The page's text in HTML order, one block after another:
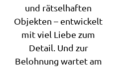
und rätselhaften
Objekten – entwickelt
mit viel Liebe zum
Detail. Und zur
Belohnung wartet am